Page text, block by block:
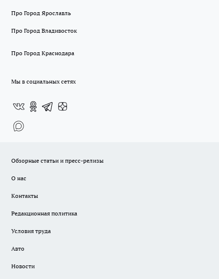
Про Город Ярославль
Про Город Владивосток
Про Город Краснодара
Мы в социальных сетях
Обзорные статьи и пресс-релизы
О нас
Контакты
Редакционная политика
Условия труда
Авто
Новости